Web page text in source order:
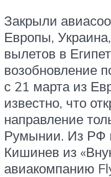
Закрыли
Европы,
вылетов в
возобновление
с 21 марта из
известно, что
направление
Румынии. Из РФ
Кишинев из
авиакомпанию